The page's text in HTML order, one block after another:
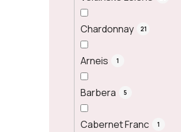
Chardonnay 21
Arneis 1
Barbera 5
Cabernet Franc 1